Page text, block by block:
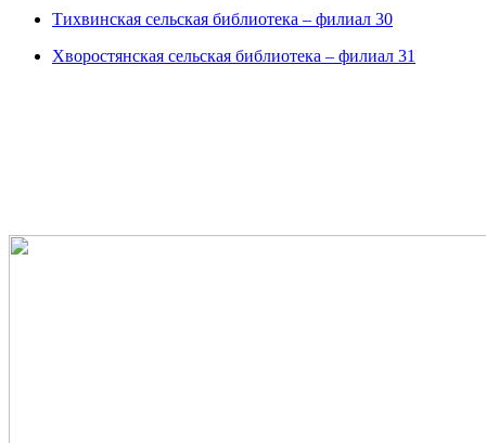
Тихвинская сельская библиотека – филиал 30
Хворостянская сельская библиотека – филиал 31